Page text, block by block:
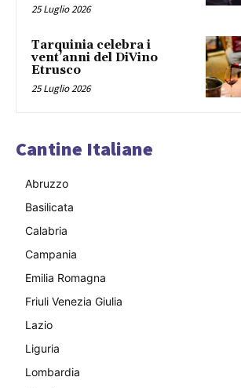
25 Luglio 2026
Tarquinia celebra i
vent’anni del DiVino
Etrusco
25 Luglio 2026
Cantine Italiane
Abruzzo
Basilicata
Calabria
Campania
Emilia Romagna
Friuli Venezia Giulia
Lazio
Liguria
Lombardia